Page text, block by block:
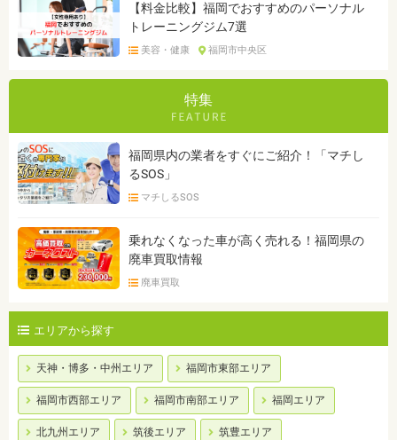
【料金比較】福岡でおすすめのパーソナル
トレーニングジム7選
美容・健康 福岡市中央区
特集
福岡県内の業者をすぐにご紹介！「マチし
るSOS」
マチしるSOS
乗れなくなった車が高く売れる！福岡県の
廃車買取情報
廃車買取
エリアから探す
天神・博多・中州エリア 福岡市東部エリア
福岡市西部エリア 福岡市南部エリア 福岡エリア
北九州エリア 筑後エリア 筑豊エリア